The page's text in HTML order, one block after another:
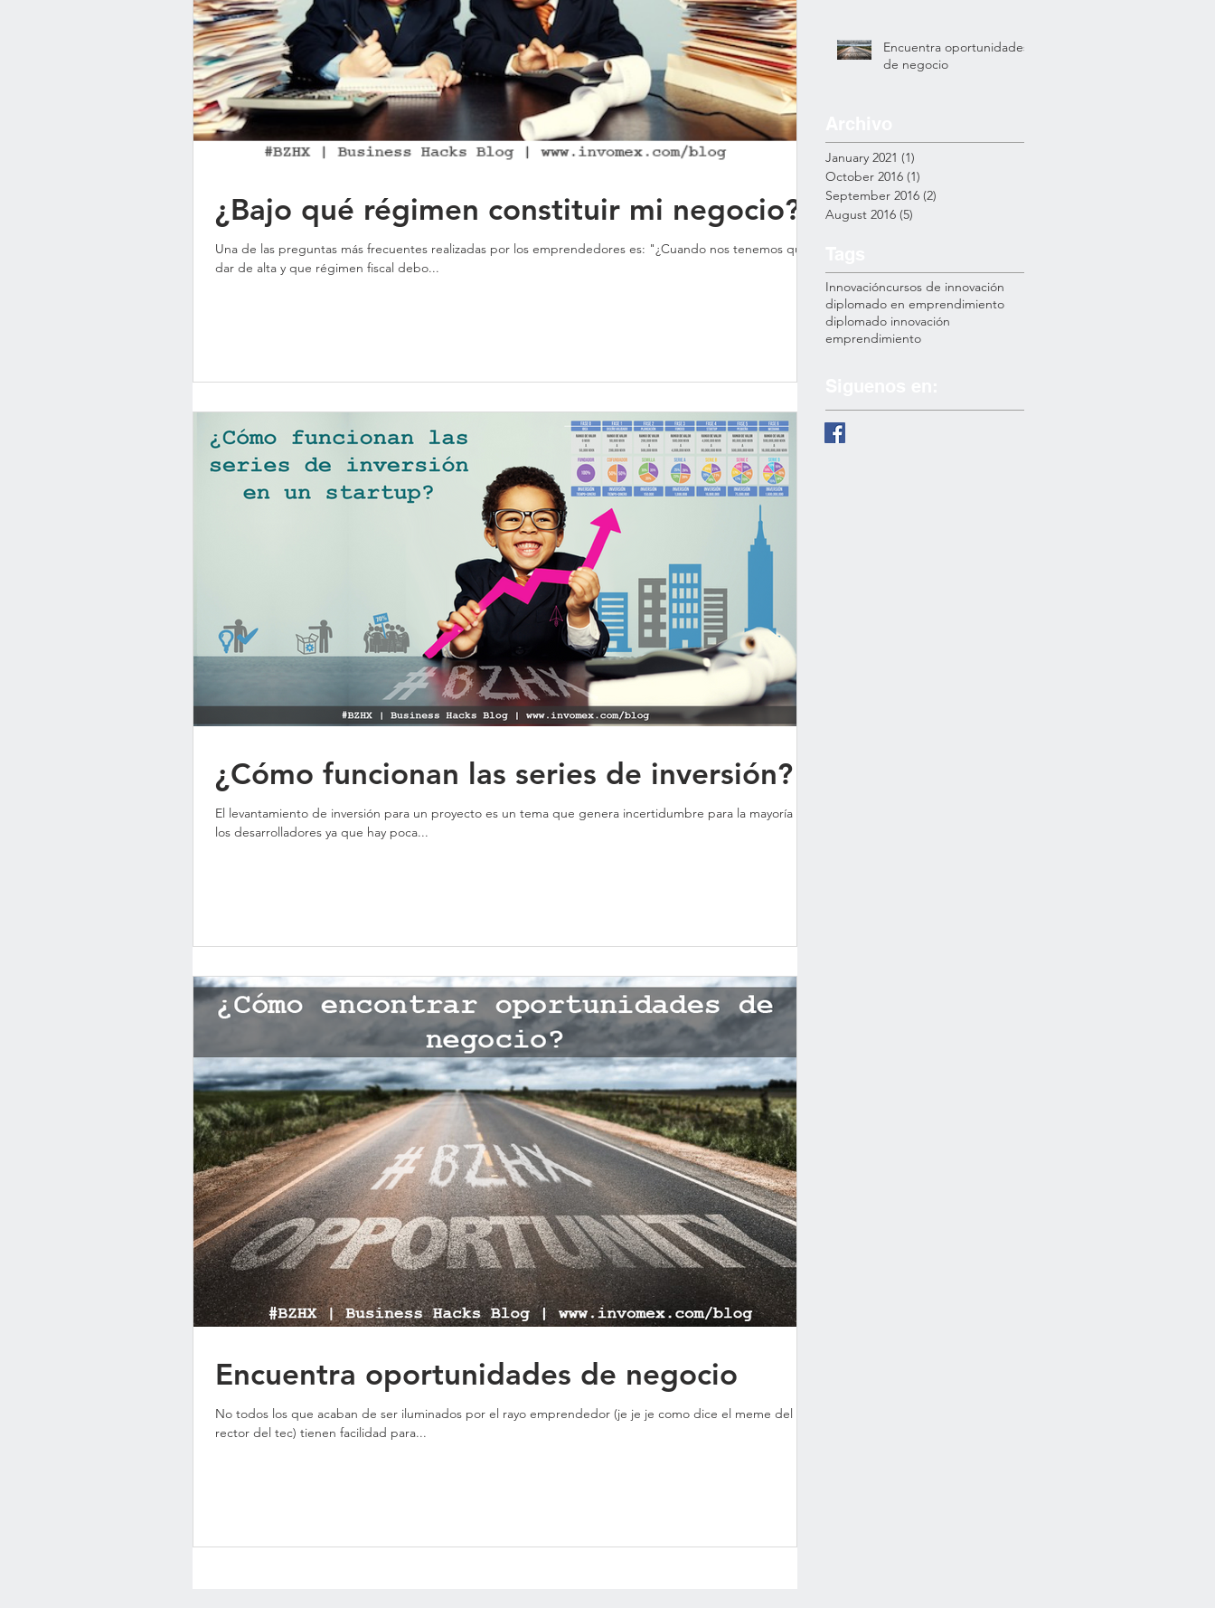
¿Bajo qué régimen constituir mi negocio?
Una de las preguntas más frecuentes realizadas por los emprendedores es: "¿Cuando nos tenemos que
dar de alta y que régimen fiscal debo...
¿Cómo funcionan las series de inversión?
El levantamiento de inversión para un proyecto es un tema que genera incertidumbre para la mayoría de
los desarrolladores ya que hay poca...
Encuentra oportunidades de negocio
No todos los que acaban de ser iluminados por el rayo emprendedor (je je je como dice el meme del
rector del tec) tienen facilidad para...
Encuentra oportunidades
de negocio
January 2021 (1)
October 2016 (1)
September 2016 (2)
August 2016 (5)
Innovacióncursos de innovación
diplomado en emprendimiento
diplomado innovación
emprendimiento